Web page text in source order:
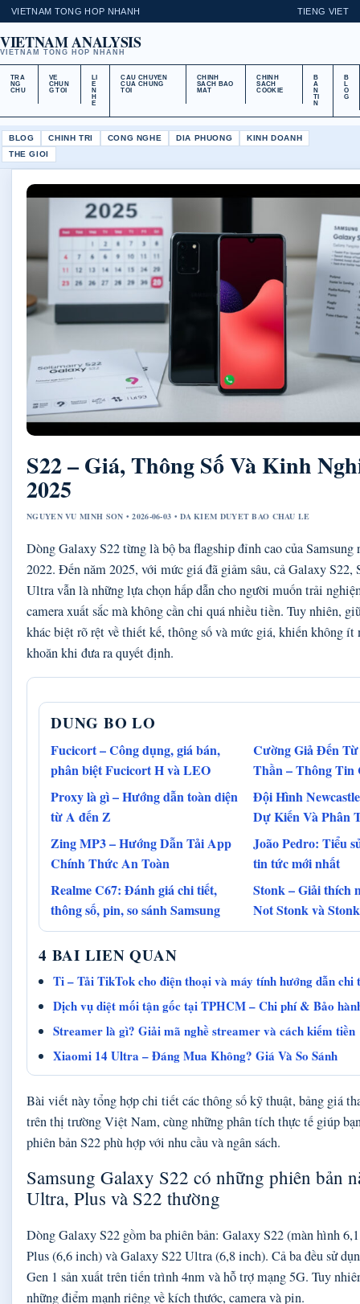
VIETNAM TONG HOP NHANH TIENG VIET
VIETNAM ANALYSIS
VIETNAM TONG HOP NHANH
TRA
NG
CHU
VE
CHUN
G TOI
LI
E
N
H
E
CAU CHUYEN
CUA CHUNG
TOI
CHINH
SACH BAO
MAT
CHINH
SACH
COOKIE
B
A
N
TI
N
B
L
O
G
BLOG CHINH TRI CONG NGHE DIA PHUONG
KINH DOANH
THE GIOI
S22 – Giá, Thông Số Và Kinh
2025
NGUYEN VU MINH SON • 2026-06-03 • DA KIEM DUYET BAO CHAU LE
Dòng Galaxy S22 từng là bộ ba flagship đỉnh cao của Samsung
2022. Đến năm 2025, với mức giá đã giảm sâu, cả Galaxy S22,
Ultra vẫn là những lựa chọn hấp dẫn cho người muốn trải
camera xuất sắc mà không cần chi quá nhiều tiền. Tuy nhiên,
khác biệt rõ rệt về thiết kế, thông số và mức giá, khiến không ít
khoăn khi đưa ra quyết định.
DUNG BO LO
Fucicort – Công dụng, giá bán,
phân biệt Fucicort H và LEO
Cường Giả Đến
Thần – Thông Tin
Proxy là gì – Hướng dẫn toàn diện
từ A đến Z
Đội Hình
Dự Kiến Và Phân
Zing MP3 – Hướng Dẫn Tải App
Chính Thức An Toàn
João Pedro: Tiểu
tin tức mới nhất
Realme C67: Đánh giá chi tiết,
thông số, pin, so sánh Samsung
Stonk – Giải thích
Not Stonk và
4 BAI LIEN QUAN
Ti – Tải TikTok cho điện thoại và máy tính hướng dẫn chi
Dịch vụ diệt mối tận gốc tại TPHCM – Chi phí & Bảo
Streamer là gì? Giải mã nghề streamer và cách kiếm tiền
Xiaomi 14 Ultra – Đáng Mua Không? Giá Và So Sánh
Bài viết này tổng hợp chi tiết các thông số kỹ thuật, bảng giá
trên thị trường Việt Nam, cùng những phân tích thực tế giúp
phiên bản S22 phù hợp với nhu cầu và ngân sách.
Samsung Galaxy S22 có những phiên bản
Ultra, Plus và S22 thường
Dòng Galaxy S22 gồm ba phiên bản: Galaxy S22 (màn hình
Plus (6,6 inch) và Galaxy S22 Ultra (6,8 inch). Cả ba đều sử
Gen 1 sản xuất trên tiến trình 4nm và hỗ trợ mạng 5G. Tuy
những điểm mạnh riêng về kích thước, camera và pin.